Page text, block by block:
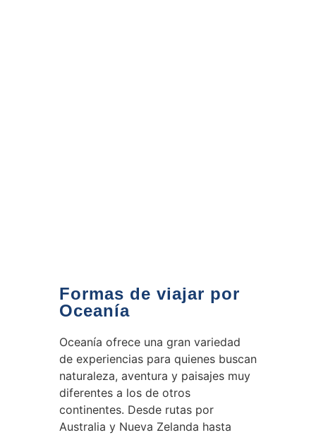
Formas de viajar por
Oceanía
Oceanía ofrece una gran variedad
de experiencias para quienes buscan
naturaleza, aventura y paisajes muy
diferentes a los de otros
continentes. Desde rutas por
Australia y Nueva Zelanda hasta